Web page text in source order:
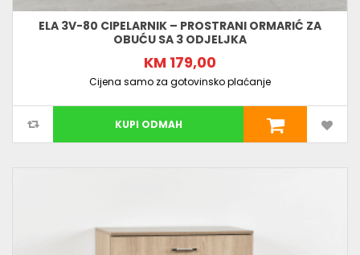
ELA 3V-80 CIPELARNIK – PROSTRANI ORMARIĆ ZA
OBUĆU SA 3 ODJELJKA
KM 179,00
Cijena samo za gotovinsko plaćanje
KUPI ODMAH